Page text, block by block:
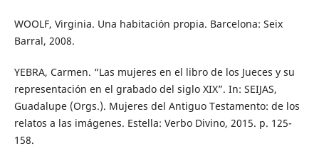
WOOLF, Virginia. Una habitación propia. Barcelona: Seix
Barral, 2008.
YEBRA, Carmen. “Las mujeres en el libro de los Jueces y su
representación en el grabado del siglo XIX”. In: SEIJAS,
Guadalupe (Orgs.). Mujeres del Antiguo Testamento: de los
relatos a las imágenes. Estella: Verbo Divino, 2015. p. 125-
158.